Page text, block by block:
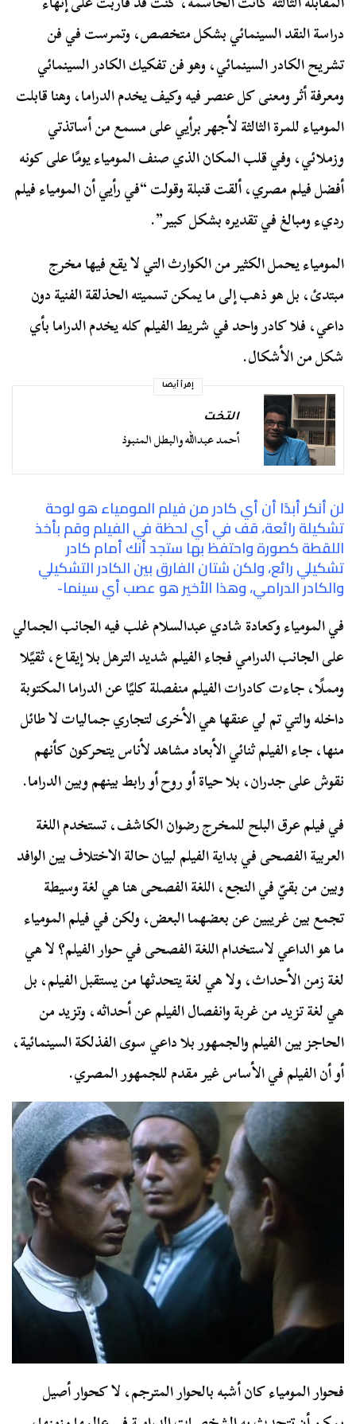
دراسة النقد السينمائي بشكل متخصص، وتمرست في فن
تشريح الكادر السينمائي، وهو فن تفكيك الكادر السينمائي
ومعرفة أثر ومعنى كل عنصر فيه وكيف يخدم الدراما، وهنا قابلت
المومياء للمرة الثالثة لأجهر برأيي على مسمع من أساتذتي
وزملائي، وفي قلب المكان الذي صنف المومياء يومًا على كونه
أفضل فيلم مصري، ألقت قنبلة وقولت “في رأيي أن المومياء فيلم
رديء ومبالغ في تقديره بشكل كبير”.
المومياء يحمل الكثير من الكوارث التي لا يقع فيها مخرج
مبتدئ، بل هو ذهب إلى ما يمكن تسميته الحذلقة الفنية دون
داعي، فلا كادر واحد في شريط الفيلم كله يخدم الدراما بأي
شكل من الأشكال.
إقرأ أيضا
التخت
أحمد عبدالله والبطل المنبوذ
لن أنكر أبدًا أن أي كادر من فيلم المومياء هو لوحة
تشكيلة رائعة، قف في أي لحظة في الفيلم وقم بأخذ
اللقطة كصورة واحتفظ بها ستجد أنك أمام كادر
تشكيلي رائع، ولكن شتان الفارق بين الكادر التشكيلي
والكادر الدرامي، وهذا الأخير هو عصب أي سينما-
في المومياء وكعادة شادي عبدالسلام غلب فيه الجانب الجمالي
على الجانب الدرامي فجاء الفيلم شديد الترهل بلا إيقاع، ثقيًلا
ومملًا، جاءت كادرات الفيلم منفصلة كليًا عن الدراما المكتوبة
داخله والتي تم لي عنقها هي الأخرى لتجاري جماليات لا طائل
منها، جاء الفيلم ثنائي الأبعاد مشاهد لأناس يتحركون كأنهم
نقوش على جدران، بلا حياة أو روح أو رابط بينهم وبين الدراما.
في فيلم عرق البلح للمخرج رضوان الكاشف، تستخدم اللغة
العربية الفصحى في بداية الفيلم لبيان حالة الاختلاف بين الوافد
وبين من بقيّ في النجع، اللغة الفصحى هنا هي لغة وسيطة
تجمع بين غريبين عن بعضهما البعض، ولكن في فيلم المومياء
ما هو الداعي لاستخدام اللغة الفصحى في حوار الفيلم؟ لا هي
لغة زمن الأحداث، ولا هي لغة يتحدثها من يستقبل الفيلم، بل
هي لغة تزيد من غربة وانفصال الفيلم عن أحداثه، وتزيد من
الحاجز بين الفيلم والجمهور بلا داعي سوى الفذلكة السينمائية،
أو أن الفيلم في الأساس غير مقدم للجمهور المصري.
فحوار المومياء كان أشبه بالحوار المترجم، لا كحوار أصيل